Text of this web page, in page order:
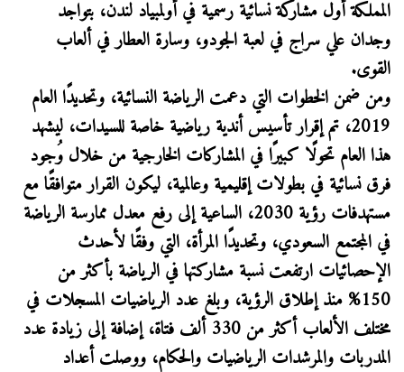
المملكة أول مشاركة نسائية رسمية في أولمبياد لندن، بتواجد
وجدان علي سراج في لعبة الجودو، وسارة العطار في ألعاب
القوى.
ومن ضمن الخطوات التي دعمت الرياضة النسائية، وتحديدًا العام
2019، تم إقرار تأسيس أندية رياضية خاصة للسيدات، ليشهد
هذا العام تحولًا كبيرًا في المشاركات الخارجية من خلال وُجود
فرق نسائية في بطولات إقليمية وعالمية، ليكون القرار متوافقًا مع
مستهدفات رؤية 2030، الساعية إلى رفع معدل ممارسة الرياضة
في المجتمع السعودي، وتحديدًا المرأة، التي وفقًا لأحدث
الإحصائيات ارتفعت نسبة مشاركتها في الرياضة بأكثر من
150% منذ إطلاق الرؤية، وبلغ عدد الرياضيات المسجلات في
مختلف الألعاب أكثر من 330 ألف فتاة، إضافة إلى زيادة عدد
المدربات والمرشدات الرياضيات والحكام، ووصلت أعداد